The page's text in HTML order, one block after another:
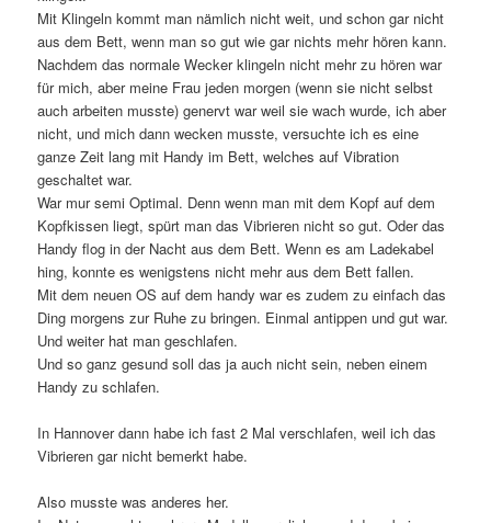
Mit Klingeln kommt man nämlich nicht weit, und schon gar nicht
aus dem Bett, wenn man so gut wie gar nichts mehr hören kann.
Nachdem das normale Wecker klingeln nicht mehr zu hören war
für mich, aber meine Frau jeden morgen (wenn sie nicht selbst
auch arbeiten musste) genervt war weil sie wach wurde, ich aber
nicht, und mich dann wecken musste, versuchte ich es eine
ganze Zeit lang mit Handy im Bett, welches auf Vibration
geschaltet war.
War mur semi Optimal. Denn wenn man mit dem Kopf auf dem
Kopfkissen liegt, spürt man das Vibrieren nicht so gut. Oder das
Handy flog in der Nacht aus dem Bett. Wenn es am Ladekabel
hing, konnte es wenigstens nicht mehr aus dem Bett fallen.
Mit dem neuen OS auf dem handy war es zudem zu einfach das
Ding morgens zur Ruhe zu bringen. Einmal antippen und gut war.
Und weiter hat man geschlafen.
Und so ganz gesund soll das ja auch nicht sein, neben einem
Handy zu schlafen.
In Hannover dann habe ich fast 2 Mal verschlafen, weil ich das
Vibrieren gar nicht bemerkt habe.
Also musste was anderes her.